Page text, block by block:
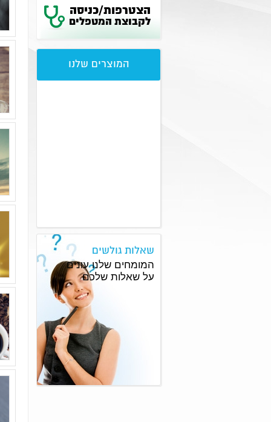
הצטרפות/כניסה
לקבוצת המטפלים
המוצרים שלנו
שאלות גולשים
המומחים שלנו עונים
על שאלות שלכם